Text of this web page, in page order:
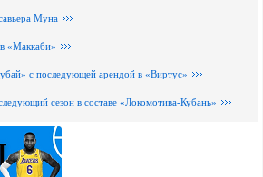
Муна
«Маккаби»
с последующей арендой в «Виртус»
сезон в составе «Локомотива-Кубань»